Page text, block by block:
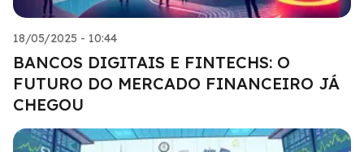
18/05/2025 - 10:44
BANCOS DIGITAIS E FINTECHS: O
FUTURO DO MERCADO FINANCEIRO JÁ
CHEGOU